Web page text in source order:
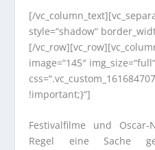
[/
style=“shadow“
[/
image=“145″
!important;}“]
Festivalfilme und
Regel eine Sache